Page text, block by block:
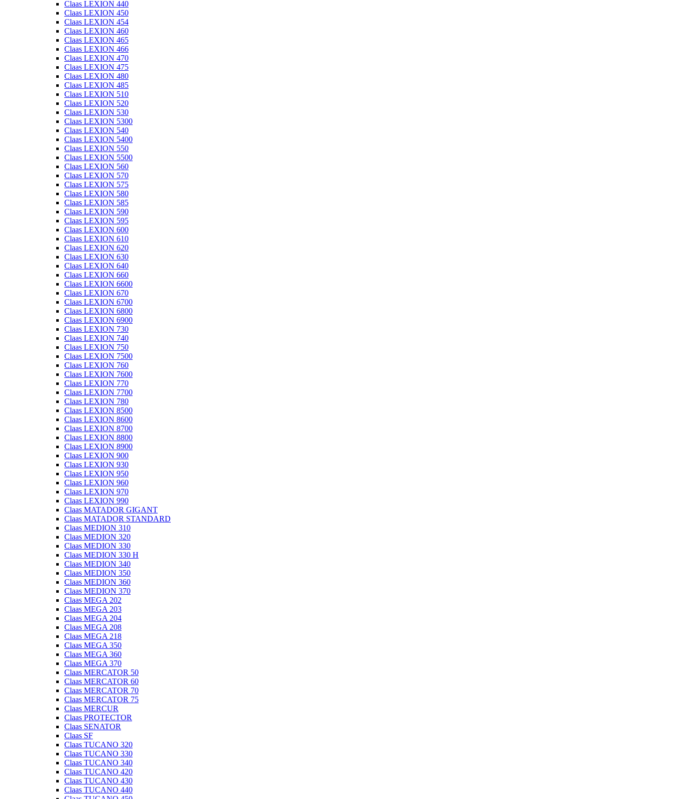
Claas LEXION 440
Claas LEXION 450
Claas LEXION 454
Claas LEXION 460
Claas LEXION 465
Claas LEXION 466
Claas LEXION 470
Claas LEXION 475
Claas LEXION 480
Claas LEXION 485
Claas LEXION 510
Claas LEXION 520
Claas LEXION 530
Claas LEXION 5300
Claas LEXION 540
Claas LEXION 5400
Claas LEXION 550
Claas LEXION 5500
Claas LEXION 560
Claas LEXION 570
Claas LEXION 575
Claas LEXION 580
Claas LEXION 585
Claas LEXION 590
Claas LEXION 595
Claas LEXION 600
Claas LEXION 610
Claas LEXION 620
Claas LEXION 630
Claas LEXION 640
Claas LEXION 660
Claas LEXION 6600
Claas LEXION 670
Claas LEXION 6700
Claas LEXION 6800
Claas LEXION 6900
Claas LEXION 730
Claas LEXION 740
Claas LEXION 750
Claas LEXION 7500
Claas LEXION 760
Claas LEXION 7600
Claas LEXION 770
Claas LEXION 7700
Claas LEXION 780
Claas LEXION 8500
Claas LEXION 8600
Claas LEXION 8700
Claas LEXION 8800
Claas LEXION 8900
Claas LEXION 900
Claas LEXION 930
Claas LEXION 950
Claas LEXION 960
Claas LEXION 970
Claas LEXION 990
Claas MATADOR GIGANT
Claas MATADOR STANDARD
Claas MEDION 310
Claas MEDION 320
Claas MEDION 330
Claas MEDION 330 H
Claas MEDION 340
Claas MEDION 350
Claas MEDION 360
Claas MEDION 370
Claas MEGA 202
Claas MEGA 203
Claas MEGA 204
Claas MEGA 208
Claas MEGA 218
Claas MEGA 350
Claas MEGA 360
Claas MEGA 370
Claas MERCATOR 50
Claas MERCATOR 60
Claas MERCATOR 70
Claas MERCATOR 75
Claas MERCUR
Claas PROTECTOR
Claas SENATOR
Claas SF
Claas TUCANO 320
Claas TUCANO 330
Claas TUCANO 340
Claas TUCANO 420
Claas TUCANO 430
Claas TUCANO 440